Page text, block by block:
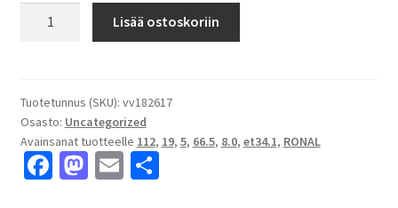
FRONT
CUT
8.0x19"
5x112
Lisää ostoskoriin
Tuotetunnus (SKU): vv182617
Osasto: Uncategorized
Avainsanat tuotteelle 112, 19, 5, 66.5, 8.0, et34.1, RONAL
Fa M E S